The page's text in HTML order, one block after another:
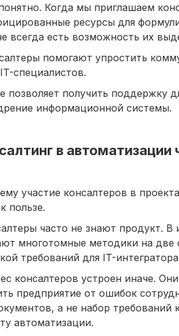
Когда мы приглашаем
ресурсы для
всегда есть возможность их
помогают упростить
специалистов.
позволяет получить поддержку
информационной системы.
в
участие консалтеров в
пользе.
часто не знают продукт.
многотомные методики на две
требований для IT-
консалтеров устроен иначе.
предприятие от ошибок
а не набор требований
автоматизации.